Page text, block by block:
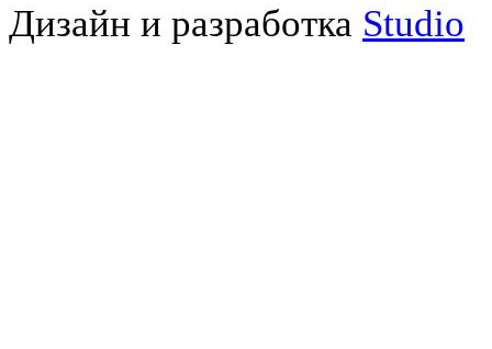
Дизайн и разработка